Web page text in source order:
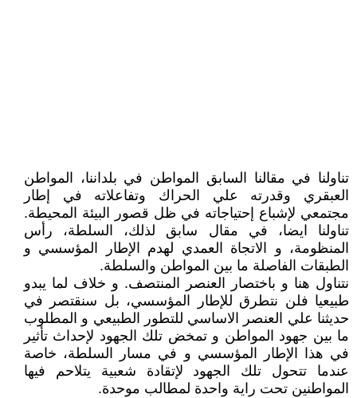
تناولنا في مقالنا السابق المواطن في بلداننا، المواطن
العبقري وقدرته علي الحراك وتفاعلاته في إطار
مجتمعي لإشباع إحتياجاته في ظل قصور البيئة المحيطة.
تناولنا ايضا، في مقال سابق لذلك، السلطة، رأس
المنظومة، و الاتجاة العمدي لهدم الإطار المؤسسي و
الطبقات الفاصلة ما بين المواطن والسلطة.
نتناول هنا و باختصار العنصر المنتصف. و خلاف لما يبدو
طبيعيا فلن نتطرق للإطار المؤسسي، بل سنقتصر في
حديثنا علي العنصر الاساسي للتطور الطبيعي و المطلوب
ما بين جهود المواطن و تمخض تلك الجهود لإحداث تأثير
في هذا الإطار المؤسسي و في مسار السلطة، خاصة
عندما تتحول تلك الجهود لإتقادة شعبية يتلاحم فيها
المواطنين تحت راية واحدة لمطالب موحدة.